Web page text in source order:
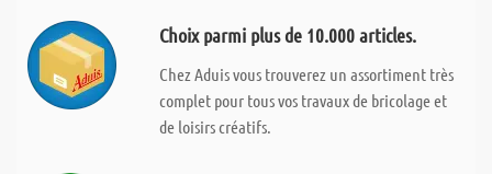
Choix parmi plus de 10.000 articles.
Chez Aduis vous trouverez un assortiment très
complet pour tous vos travaux de bricolage et
de loisirs créatifs.